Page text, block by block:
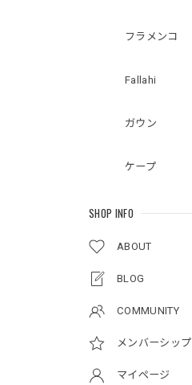
フラメンコ
Fallahi
ガウン
ケープ
SHOP INFO
ABOUT
BLOG
COMMUNITY
メンバーシップ
マイページ